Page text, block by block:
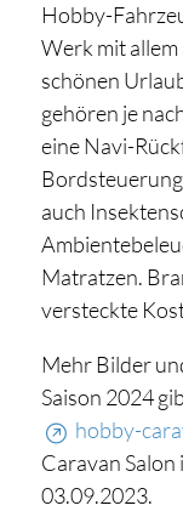
Hobby-
Werk mit
schönen
gehören je
eine Navi-
auch
Matratzen.
versteckte
Mehr Bilder
Saison 2024
hobby-
Caravan
03.09.2023.